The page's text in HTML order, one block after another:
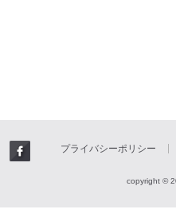
プライバシーポリシー
copyright ©